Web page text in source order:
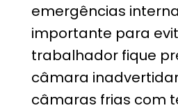
emergências
importante para
trabalhador fique
câmara
câmaras frias com